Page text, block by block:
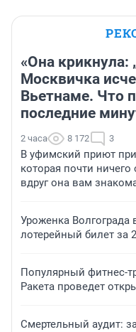
«Она крикнула:
Москвичка
Вьетнаме. Что
последние
2 часа 8 172 3
В уфимский приют
которая почти
вдруг она вам
Уроженка
лотерейный билет за
Популярный фитнес-
Ракета проведет
Смертельный аудит: